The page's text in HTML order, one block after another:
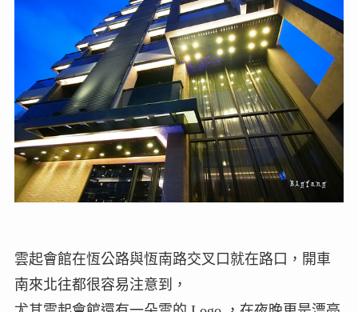
雲起會館在恆公路與恆南路交叉口就在路口，開車
南來北往都很容易注意到，